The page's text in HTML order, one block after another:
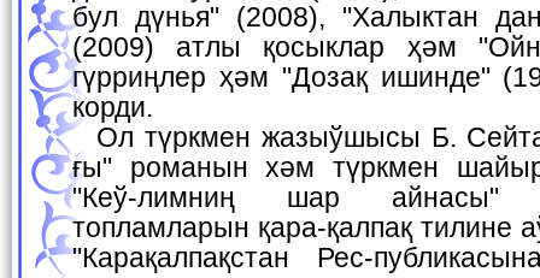
бул дүнья" (2008), "Халыктан
(2009) атлы қосыклар ҳәм
гүрриңлер ҳәм "Дозақ ишинде"
корди.
Ол түркмен жазыўшысы Б. Сейтаковтың "Кыз салы-
ғы" романын хәм түркмен
"Кеў-лимниң шар айнасы"
топламларын қара-қалпақ тилине
"Карақалпақстан Рес-